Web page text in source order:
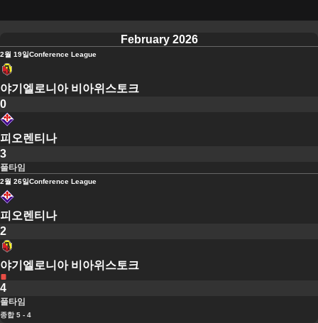
February 2026
2월 19일Conference League
야기엘로니아 비아위스토크
0
피오렌티나
3
풀타임
2월 26일Conference League
피오렌티나
2
야기엘로니아 비아위스토크
4
풀타임
종합 5 - 4